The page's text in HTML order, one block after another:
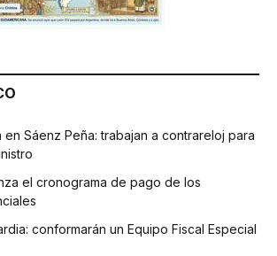
en Sáenz Peña: trabajan a contrareloj para
el cronograma de pago de los
conformarán un Equipo Fiscal Especial